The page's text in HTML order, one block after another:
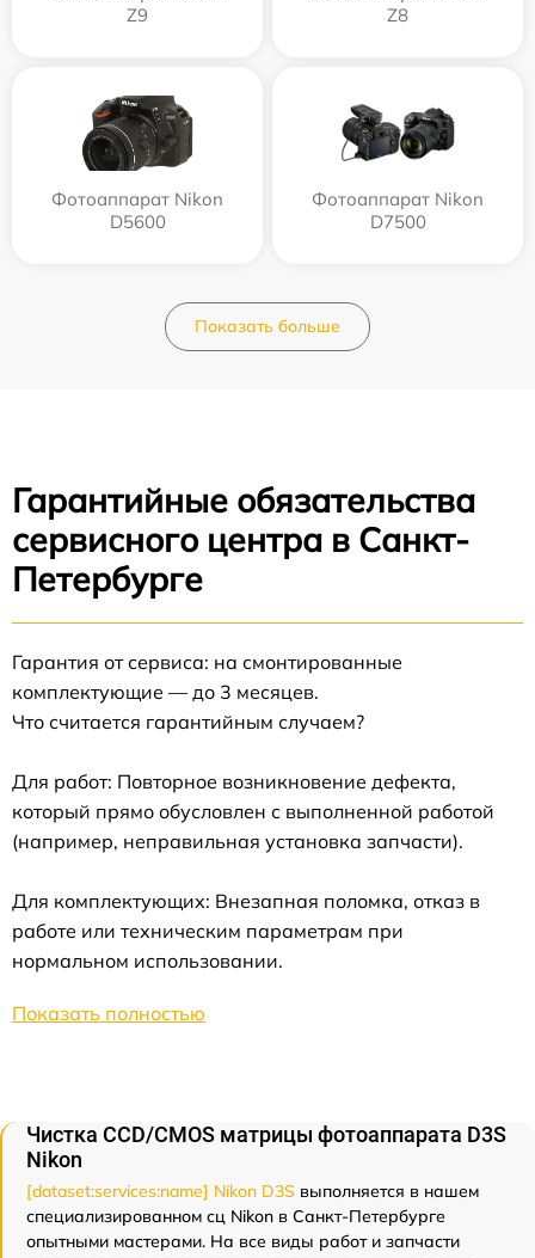
Z9
Z8
Фотоаппарат Nikon
D5600
Фотоаппарат Nikon
D7500
Показать больше
Гарантийные обязательства
сервисного центра в Санкт-
Петербурге
Гарантия от сервиса: на смонтированные
комплектующие — до 3 месяцев.
Что считается гарантийным случаем?
Для работ: Повторное возникновение дефекта,
который прямо обусловлен с выполненной работой
(например, неправильная установка запчасти).
Для комплектующих: Внезапная поломка, отказ в
работе или техническим параметрам при
нормальном использовании.
Показать полностью
Чистка CCD/CMOS матрицы фотоаппарата D3S
Nikon
[dataset:services:name] Nikon D3S выполняется в нашем
специализированном сц Nikon в Санкт-Петербурге
опытными мастерами. На все виды работ и запчасти